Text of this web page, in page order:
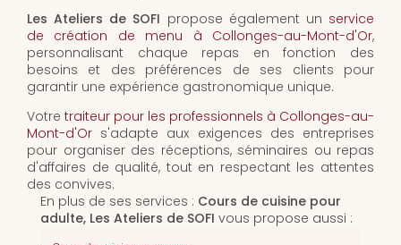
Les Ateliers de SOFI propose également un service
de création de menu à Collonges-au-Mont-d'Or,
personnalisant chaque repas en fonction des
besoins et des préférences de ses clients pour
garantir une expérience gastronomique unique.
Votre traiteur pour les professionnels à Collonges-au-
Mont-d'Or s'adapte aux exigences des entreprises
pour organiser des réceptions, séminaires ou repas
d'affaires de qualité, tout en respectant les attentes
des convives.
En plus de ses services : Cours de cuisine pour
adulte, Les Ateliers de SOFI vous propose aussi :